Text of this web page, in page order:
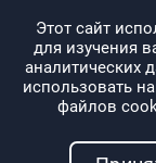
Этот сайт
для изучения
аналитических
использовать
файлов
©